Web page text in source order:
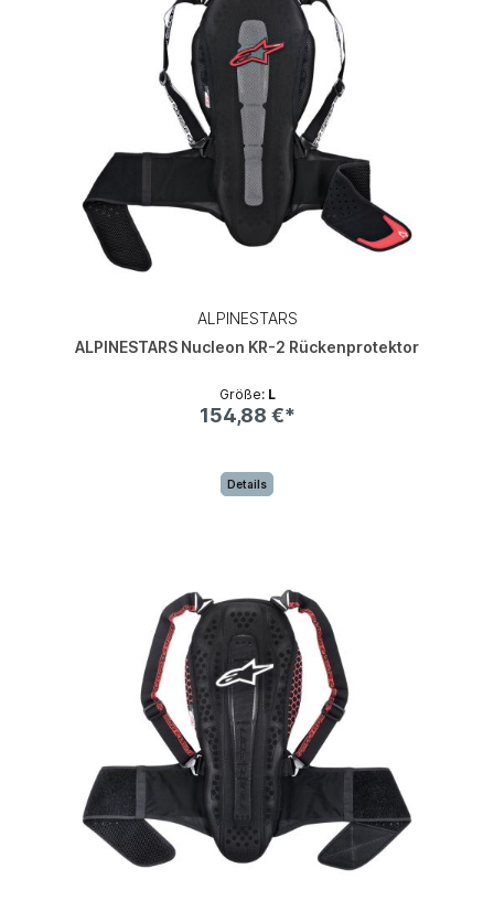
ALPINESTARS
ALPINESTARS Nucleon KR-2 Rückenprotektor
Größe: L
154,88 €*
Details